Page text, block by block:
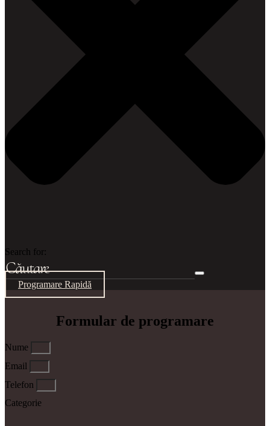
Search for:
Programare Rapidă
Formular de programare
Nume
Email
Telefon
Categorie